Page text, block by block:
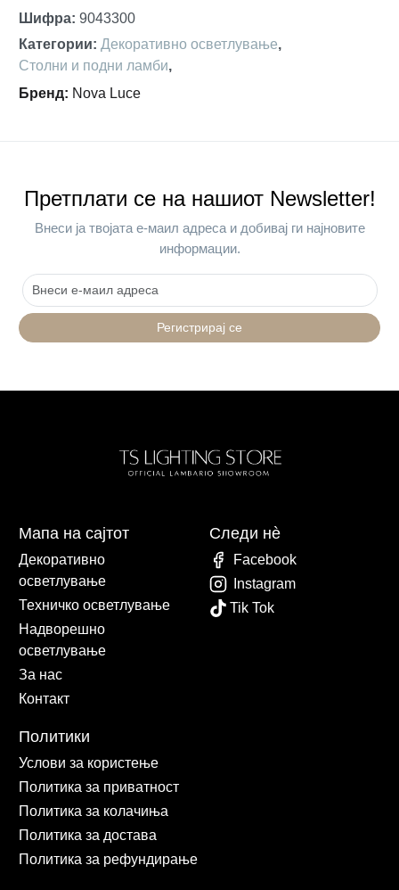
Шифра: 9043300
Категории: Декоративно осветлување,
Столни и подни ламби,
Бренд: Nova Luce
Претплати се на нашиот Newsletter!
Внеси ја твојата е-маил адреса и добивај ги најновите
информации.
Регистрирај се
Мапа на сајтот
Декоративно
осветлување
Техничко осветлување
Надворешно
осветлување
За нас
Контакт
Политики
Услови за користење
Политика за приватност
Политика за колачиња
Политика за достава
Политика за рефундирање
Следи нè
Facebook
Instagram
Tik Tok